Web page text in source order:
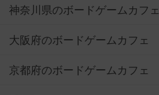
神奈川県のボードゲームカフェ
大阪府のボードゲームカフェ
京都府のボードゲームカフェ